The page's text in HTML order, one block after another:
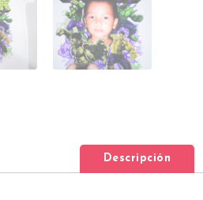
Descripción